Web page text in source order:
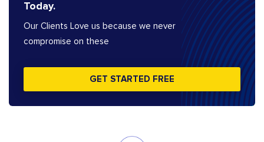
Today.
Our Clients Love us because we never
compromise on these
GET STARTED FREE